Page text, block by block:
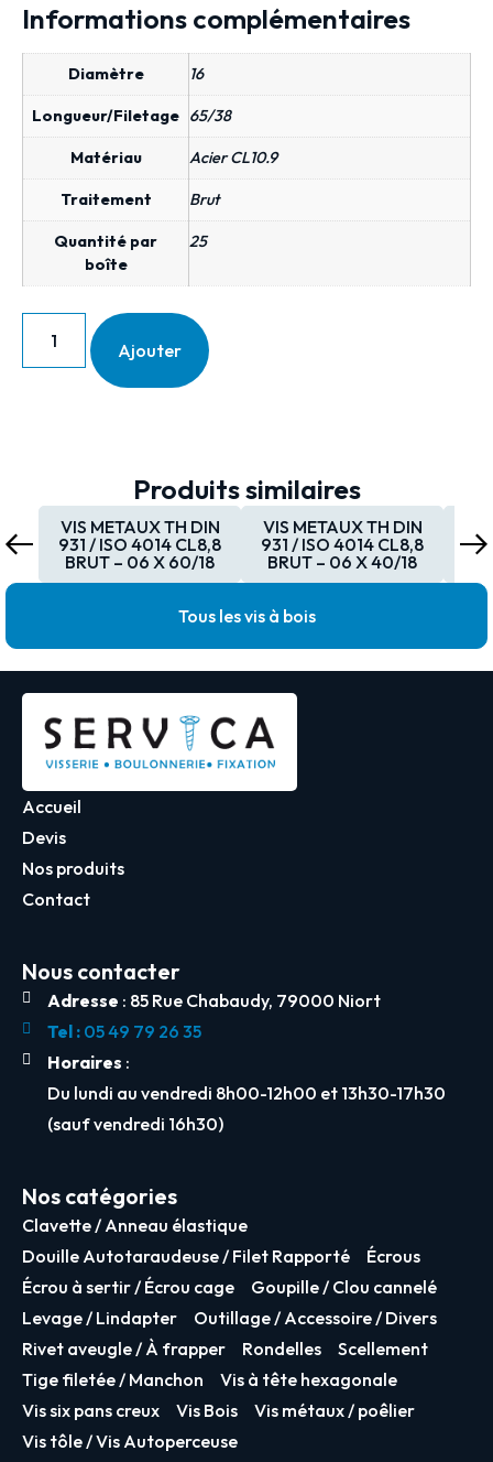
Informations complémentaires
Diamètre 16
Longueur/Filetage 65/38
Matériau Acier CL10.9
Traitement Brut
Quantité par
boîte
25
Ajouter
Produits similaires
VIS METAUX TH DIN
931 / ISO 4014 CL8,8
BRUT – 06 X 60/18
VIS METAUX TH DIN
931 / ISO 4014 CL8,8
BRUT – 06 X 40/18
Tous les vis à bois
Accueil
Devis
Nos produits
Contact
Nous contacter
Adresse : 85 Rue Chabaudy, 79000 Niort
Tel :05 49 79 26 35
Horaires :
Du lundi au vendredi 8h00-12h00 et 13h30-17h30
(sauf vendredi 16h30)
Nos catégories
Clavette / Anneau élastique
Douille Autotaraudeuse / Filet Rapporté
Écrous
Écrou à sertir / Écrou cage
Goupille / Clou cannelé
Levage / Lindapter
Outillage / Accessoire / Divers
Rivet aveugle / À frapper
Rondelles
Scellement
Tige filetée / Manchon
Vis à tête hexagonale
Vis six pans creux
Vis Bois
Vis métaux / poêlier
Vis tôle / Vis Autoperceuse